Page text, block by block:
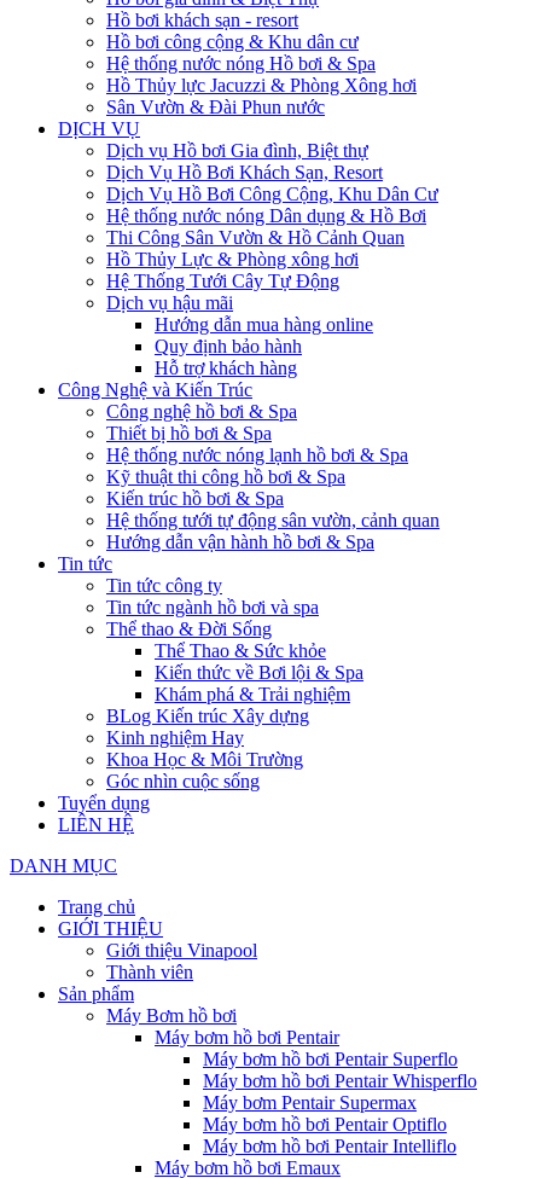
Hồ bơi khách sạn - resort
Hồ bơi công cộng & Khu dân cư
Hệ thống nước nóng Hồ bơi & Spa
Hồ Thủy lực Jacuzzi & Phòng Xông hơi
Sân Vườn & Đài Phun nước
DỊCH VỤ
Dịch vụ Hồ bơi Gia đình, Biệt thự
Dịch Vụ Hồ Bơi Khách Sạn, Resort
Dịch Vụ Hồ Bơi Công Cộng, Khu Dân Cư
Hệ thống nước nóng Dân dụng & Hồ Bơi
Thi Công Sân Vườn & Hồ Cảnh Quan
Hồ Thủy Lực & Phòng xông hơi
Hệ Thống Tưới Cây Tự Động
Dịch vụ hậu mãi
Hướng dẫn mua hàng online
Quy định bảo hành
Hỗ trợ khách hàng
Công Nghệ và Kiến Trúc
Công nghệ hồ bơi & Spa
Thiết bị hồ bơi & Spa
Hệ thống nước nóng lạnh hồ bơi & Spa
Kỹ thuật thi công hồ bơi & Spa
Kiến trúc hồ bơi & Spa
Hệ thống tưới tự động sân vườn, cảnh quan
Hướng dẫn vận hành hồ bơi & Spa
Tin tức
Tin tức công ty
Tin tức ngành hồ bơi và spa
Thể thao & Đời Sống
Thể Thao & Sức khỏe
Kiến thức về Bơi lội & Spa
Khám phá & Trải nghiệm
BLog Kiến trúc Xây dựng
Kinh nghiệm Hay
Khoa Học & Môi Trường
Góc nhìn cuộc sống
Tuyển dụng
LIÊN HỆ
DANH MỤC
Trang chủ
GIỚI THIỆU
Giới thiệu Vinapool
Thành viên
Sản phẩm
Máy Bơm hồ bơi
Máy bơm hồ bơi Pentair
Máy bơm hồ bơi Pentair Superflo
Máy bơm hồ bơi Pentair Whisperflo
Máy bơm Pentair Supermax
Máy bơm hồ bơi Pentair Optiflo
Máy bơm hồ bơi Pentair Intelliflo
Máy bơm hồ bơi Emaux